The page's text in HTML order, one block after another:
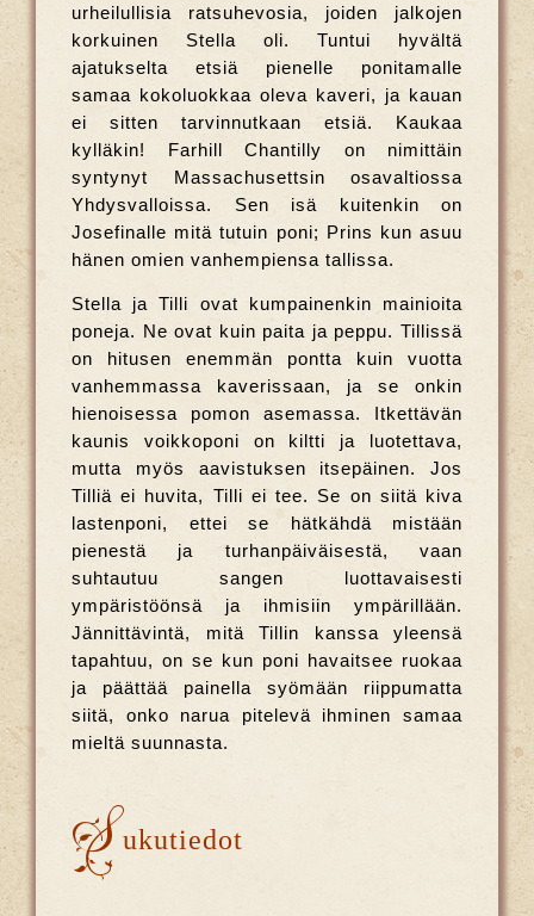
urheilullisia ratsuhevosia, joiden jalkojen
korkuinen Stella oli. Tuntui hyvältä
ajatukselta etsiä pienelle ponitamalle
samaa kokoluokkaa oleva kaveri, ja kauan
ei sitten tarvinnutkaan etsiä. Kaukaa
kylläkin! Farhill Chantilly on nimittäin
syntynyt Massachusettsin osavaltiossa
Yhdysvalloissa. Sen isä kuitenkin on
Josefinalle mitä tutuin poni; Prins kun asuu
hänen omien vanhempiensa tallissa.
Stella ja Tilli ovat kumpainenkin mainioita
poneja. Ne ovat kuin paita ja peppu. Tillissä
on hitusen enemmän pontta kuin vuotta
vanhemmassa kaverissaan, ja se onkin
hienoisessa pomon asemassa. Itkettävän
kaunis voikkoponi on kiltti ja luotettava,
mutta myös aavistuksen itsepäinen. Jos
Tilliä ei huvita, Tilli ei tee. Se on siitä kiva
lastenponi, ettei se hätkähdä mistään
pienestä ja turhanpäiväisestä, vaan
suhtautuu sangen luottavaisesti
ympäristöönsä ja ihmisiin ympärillään.
Jännittävintä, mitä Tillin kanssa yleensä
tapahtuu, on se kun poni havaitsee ruokaa
ja päättää painella syömään riippumatta
siitä, onko narua pitelevä ihminen samaa
mieltä suunnasta.
S ukutiedot